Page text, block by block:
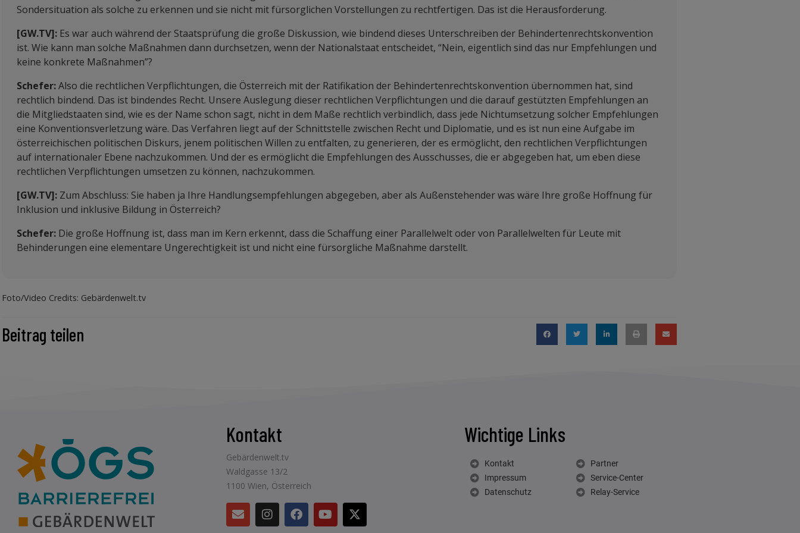
Sondersituation als solche zu erkennen und sie nicht mit fürsorglichen Vorstellungen zu rechtfertigen. Das ist die Herausforderung.
[GW.TV]: Es war auch während der Staatsprüfung die große Diskussion, wie bindend dieses Unterschreiben der Behindertenrechtskonvention
ist. Wie kann man solche Maßnahmen dann durchsetzen, wenn der Nationalstaat entscheidet, “Nein, eigentlich sind das nur Empfehlungen und
keine konkrete Maßnahmen”?
Schefer:Also die rechtlichen Verpflichtungen, die Österreich mit der Ratifikation der Behindertenrechtskonvention übernommen hat, sind
rechtlich bindend. Das ist bindendes Recht. Unsere Auslegung dieser rechtlichen Verpflichtungen und die darauf gestützten Empfehlungen an
die Mitgliedstaaten sind, wie es der Name schon sagt, nicht in dem Maße rechtlich verbindlich, dass jede Nichtumsetzung solcher Empfehlungen
eine Konventionsverletzung wäre. Das Verfahren liegt auf der Schnittstelle zwischen Recht und Diplomatie, und es ist nun eine Aufgabe im
österreichischen politischen Diskurs, jenem politischen Willen zu entfalten, zu generieren, der es ermöglicht, den rechtlichen Verpflichtungen
auf internationaler Ebene nachzukommen. Und der es ermöglicht die Empfehlungen des Ausschusses, die er abgegeben hat, um eben diese
rechtlichen Verpflichtungen umsetzen zu können, nachzukommen.
[GW.TV]: Zum Abschluss: Sie haben ja Ihre Handlungsempfehlungen abgegeben, aber als Außenstehender was wäre Ihre große Hoffnung für
Inklusion und inklusive Bildung in Österreich?
Schefer: Die große Hoffnung ist, dass man im Kern erkennt, dass die Schaffung einer Parallelwelt oder von Parallelwelten für Leute mit
Behinderungen eine elementare Ungerechtigkeit ist und nicht eine fürsorgliche Maßnahme darstellt.
Foto/Video Credits: Gebärdenwelt.tv
Beitrag teilen
Kontakt
Gebärdenwelt.tv
Waldgasse 13/2
1100 Wien, Österreich
Wichtige Links
Kontakt
Impressum
Datenschutz
Partner
Service-Center
Relay-Service